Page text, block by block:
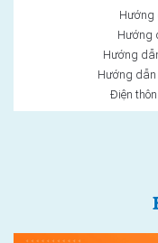
Hướng
Hướng
Hướng
Hướng
Điện